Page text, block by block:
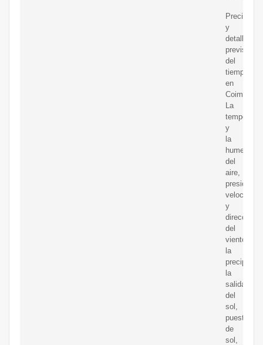
Precisa
y
detallada
previsión
del
tiempo
en
La
y
la
humedad
del
aire,
presión,
velocidad
y
dirección
del
viento,
la
la
salida
del
sol,
puesta
de
sol,